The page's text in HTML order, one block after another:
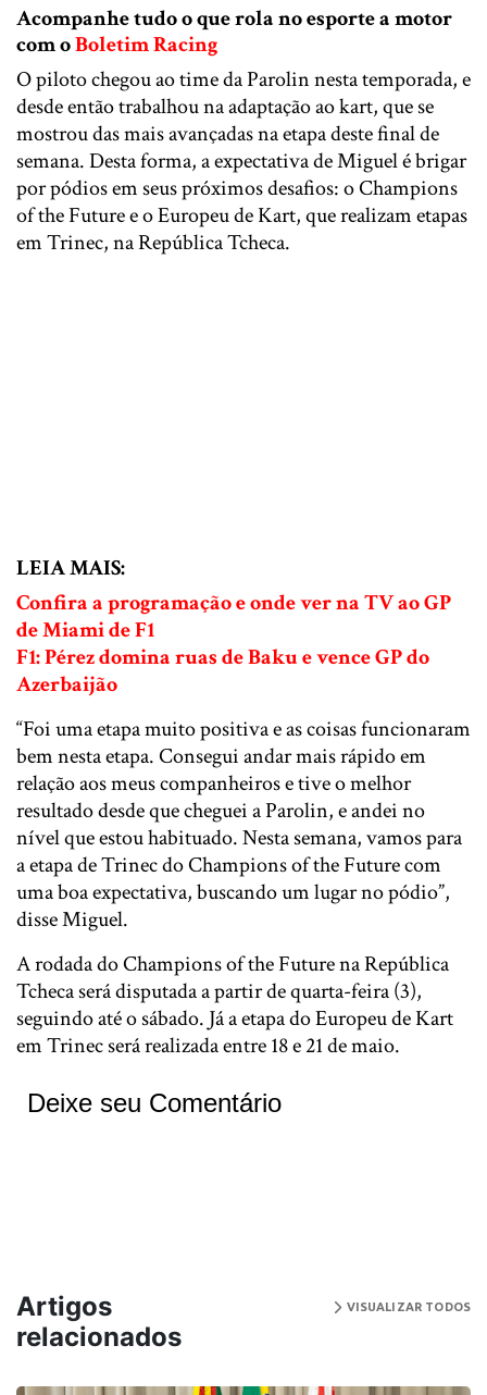
Acompanhe tudo o que rola no esporte a motor
com oBoletim Racing
O piloto chegou ao time da Parolin nesta temporada, e
desde então trabalhou na adaptação ao kart, que se
mostrou das mais avançadas na etapa deste final de
semana. Desta forma, a expectativa de Miguel é brigar
por pódios em seus próximos desafios: o Champions
of the Future e o Europeu de Kart, que realizam etapas
em Trinec, na República Tcheca.
LEIA MAIS:
Confira a programação e onde ver na TV ao GP
de Miami de F1
F1: Pérez domina ruas de Baku e vence GP do
Azerbaijão
“Foi uma etapa muito positiva e as coisas funcionaram
bem nesta etapa. Consegui andar mais rápido em
relação aos meus companheiros e tive o melhor
resultado desde que cheguei a Parolin, e andei no
nível que estou habituado. Nesta semana, vamos para
a etapa de Trinec do Champions of the Future com
uma boa expectativa, buscando um lugar no pódio”,
disse Miguel.
A rodada do Champions of the Future na República
Tcheca será disputada a partir de quarta-feira (3),
seguindo até o sábado. Já a etapa do Europeu de Kart
em Trinec será realizada entre 18 e 21 de maio.
Deixe seu Comentário
Artigos
relacionados
VISUALIZAR TODOS